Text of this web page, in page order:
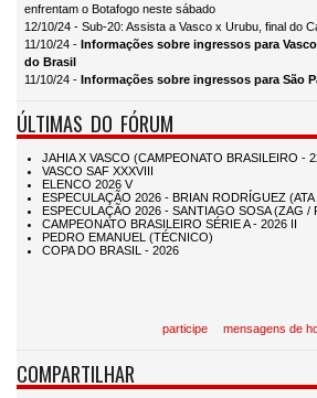
enfrentam o Botafogo neste sábado
12/10/24 - Sub-20: Assista a Vasco x Urubu, final do
11/10/24 - Informações sobre ingressos para
do Brasil
11/10/24 - Informações sobre ingressos para São
ÚLTIMAS DO FÓRUM
participe mensagens de
COMPARTILHAR